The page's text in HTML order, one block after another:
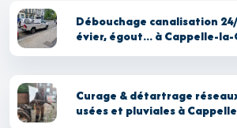
Débouchage canalisation
évier, égout... à Cappelle-la-
Curage & détartrage
usées et pluviales à